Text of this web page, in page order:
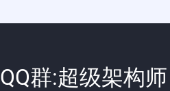
QQ群:超级架构师